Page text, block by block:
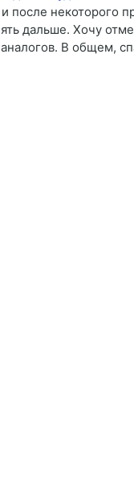
некоторого
дальше. Хочу
В общем,